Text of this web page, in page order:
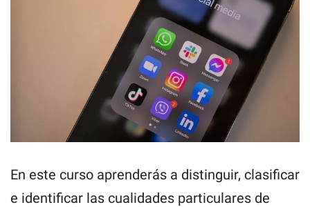
En este curso aprenderás a distinguir, clasificar
e identificar las cualidades particulares de